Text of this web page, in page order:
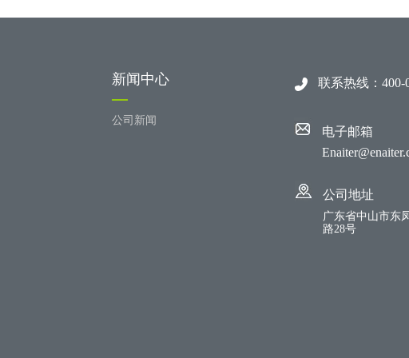
公司地址
广东省中山市东
路28号
电子邮箱
联系热线：400-
新闻中心
公司新闻